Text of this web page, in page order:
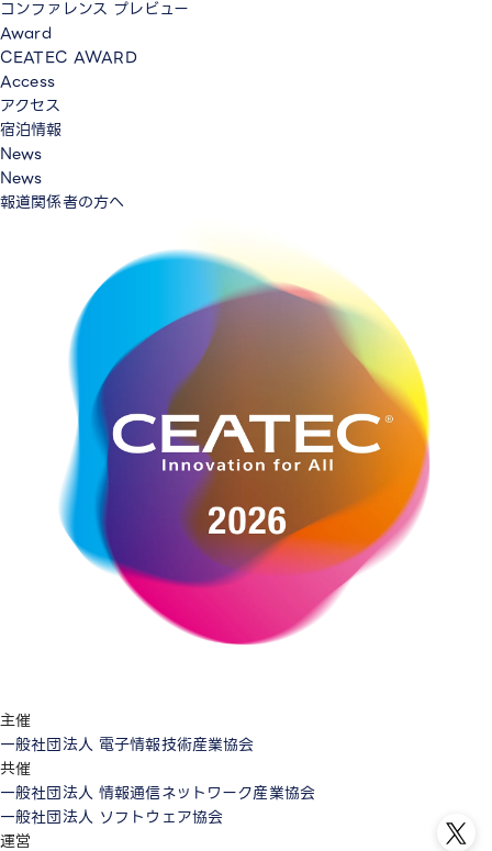
コンファレンス プレビュー
Award
CEATEC AWARD
Access
アクセス
宿泊情報
News
News
報道関係者の方へ
主催
一般社団法人 電子情報技術産業協会
共催
一般社団法人 情報通信ネットワーク産業協会
一般社団法人 ソフトウェア協会
運営